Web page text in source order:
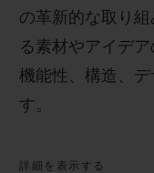
の革新的な取り組
る素材やアイデ
機能性、構造、
す。
詳細を表示する